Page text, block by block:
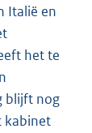
Italië en
het te
blijft nog
kabinet